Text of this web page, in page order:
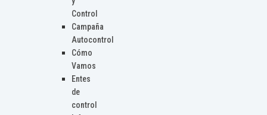
Control
Campaña
Autocontrol
Cómo
Vamos
Entes
de
control